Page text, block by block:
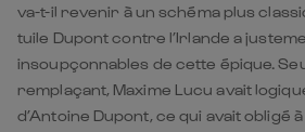
va-t-il revenir à un schéma plus
tuile Dupont contre l’Irlande a
insoupçonnables de cette épique.
remplaçant, Maxime Lucu avait
d’Antoine Dupont, ce qui avait obligé